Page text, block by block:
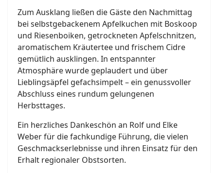
Zum Ausklang ließen die Gäste den Nachmittag
bei selbstgebackenem Apfelkuchen mit Boskoop
und Riesenboiken, getrockneten Apfelschnitzen,
aromatischem Kräutertee und frischem Cidre
gemütlich ausklingen. In entspannter
Atmosphäre wurde geplaudert und über
Lieblingsäpfel gefachsimpelt – ein genussvoller
Abschluss eines rundum gelungenen
Herbsttages.
Ein herzliches Dankeschön an Rolf und Elke
Weber für die fachkundige Führung, die vielen
Geschmackserlebnisse und ihren Einsatz für den
Erhalt regionaler Obstsorten.